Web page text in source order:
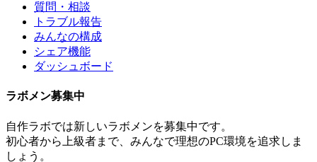
質問・相談
トラブル報告
みんなの構成
シェア機能
ダッシュボード
ラボメン募集中
自作ラボでは新しいラボメンを募集中です。
初心者から上級者まで、みんなで理想のPC環境を追求しま
しょう。